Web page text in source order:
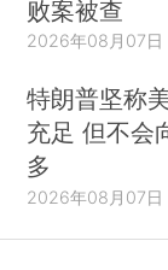
败案被查
2026年08月07日
特朗普坚称
充足 但不会
多
2026年08月07日